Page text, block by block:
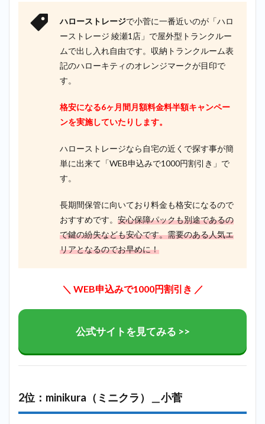
9位：
キュ
ラー
小菅
10位：
ドッと
あ～る
ナ＿小
菅
った
らハ
スト
レー
最も
まと
め
ハローストレージで小菅に一番近いのが「ハロ
ーストレージ 綾瀬1店」で屋外型トランクルー
ムで出し入れ自由です。収納トランクルーム表
記のハローキティのオレンジマークが目印で
す。
格安になる6ヶ月間月額料金料半額キャンペー
ンを実施していたりします。
ハローストレージなら自宅の近くで探す事が簡
単に出来て「WEB申込みで1000円割引き」で
す。
長期間保管に向いており料金も格安になるので
おすすめです。 安心保障パックも別途であるの
で鍵の紛失なども安心です。需要のある人気エ
リアとなるのでお早めに！
＼ WEB申込みで1000円割引き ／
公式サイトを見てみる >>
2位：minikura（ミニクラ）＿小菅